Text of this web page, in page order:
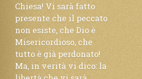
Chiesa! Vi sarà fatto
presente che il peccato
non esiste, che Dio è
Misericordioso, che
tutto è già perdonato!
Ma, in verità vi dico: la